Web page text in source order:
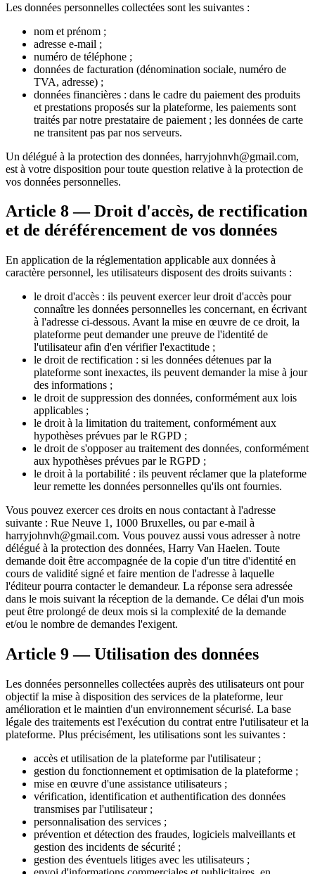
Les données personnelles collectées sont les suivantes :
nom et prénom ;
adresse e-mail ;
numéro de téléphone ;
données de facturation (dénomination sociale, numéro de
TVA, adresse) ;
données financières : dans le cadre du paiement des produits
et prestations proposés sur la plateforme, les paiements sont
traités par notre prestataire de paiement ; les données de carte
ne transitent pas par nos serveurs.
Un délégué à la protection des données, harryjohnvh@gmail.com,
est à votre disposition pour toute question relative à la protection de
vos données personnelles.
Article 8 — Droit d'accès, de rectification
et de déréférencement de vos données
En application de la réglementation applicable aux données à
caractère personnel, les utilisateurs disposent des droits suivants :
le droit d'accès : ils peuvent exercer leur droit d'accès pour
connaître les données personnelles les concernant, en écrivant
à l'adresse ci-dessous. Avant la mise en œuvre de ce droit, la
plateforme peut demander une preuve de l'identité de
l'utilisateur afin d'en vérifier l'exactitude ;
le droit de rectification : si les données détenues par la
plateforme sont inexactes, ils peuvent demander la mise à jour
des informations ;
le droit de suppression des données, conformément aux lois
applicables ;
le droit à la limitation du traitement, conformément aux
hypothèses prévues par le RGPD ;
le droit de s'opposer au traitement des données, conformément
aux hypothèses prévues par le RGPD ;
le droit à la portabilité : ils peuvent réclamer que la plateforme
leur remette les données personnelles qu'ils ont fournies.
Vous pouvez exercer ces droits en nous contactant à l'adresse
suivante : Rue Neuve 1, 1000 Bruxelles, ou par e-mail à
harryjohnvh@gmail.com. Vous pouvez aussi vous adresser à notre
délégué à la protection des données, Harry Van Haelen. Toute
demande doit être accompagnée de la copie d'un titre d'identité en
cours de validité signé et faire mention de l'adresse à laquelle
l'éditeur pourra contacter le demandeur. La réponse sera adressée
dans le mois suivant la réception de la demande. Ce délai d'un mois
peut être prolongé de deux mois si la complexité de la demande
et/ou le nombre de demandes l'exigent.
Article 9 — Utilisation des données
Les données personnelles collectées auprès des utilisateurs ont pour
objectif la mise à disposition des services de la plateforme, leur
amélioration et le maintien d'un environnement sécurisé. La base
légale des traitements est l'exécution du contrat entre l'utilisateur et la
plateforme. Plus précisément, les utilisations sont les suivantes :
accès et utilisation de la plateforme par l'utilisateur ;
gestion du fonctionnement et optimisation de la plateforme ;
mise en œuvre d'une assistance utilisateurs ;
vérification, identification et authentification des données
transmises par l'utilisateur ;
personnalisation des services ;
prévention et détection des fraudes, logiciels malveillants et
gestion des incidents de sécurité ;
gestion des éventuels litiges avec les utilisateurs ;